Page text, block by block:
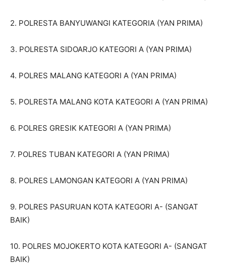
2. POLRESTA BANYUWANGI KATEGORIA (YAN PRIMA)
3. POLRESTA SIDOARJO KATEGORI A (YAN PRIMA)
4. POLRES MALANG KATEGORI A (YAN PRIMA)
5. POLRESTA MALANG KOTA KATEGORI A (YAN PRIMA)
6. POLRES GRESIK KATEGORI A (YAN PRIMA)
7. POLRES TUBAN KATEGORI A (YAN PRIMA)
8. POLRES LAMONGAN KATEGORI A (YAN PRIMA)
9. POLRES PASURUAN KOTA KATEGORI A- (SANGAT
BAIK)
10. POLRES MOJOKERTO KOTA KATEGORI A- (SANGAT
BAIK)